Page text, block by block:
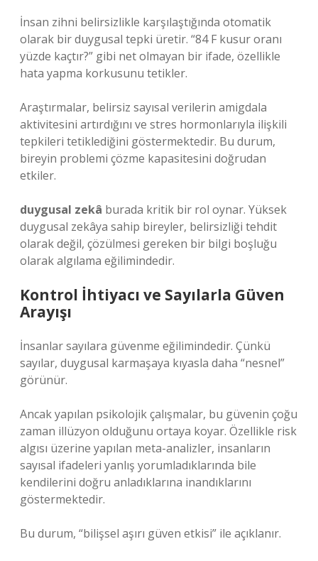
İnsan zihni belirsizlikle karşılaştığında otomatik
olarak bir duygusal tepki üretir. “84 F kusur oranı
yüzde kaçtır?” gibi net olmayan bir ifade, özellikle
hata yapma korkusunu tetikler.
Araştırmalar, belirsiz sayısal verilerin amigdala
aktivitesini artırdığını ve stres hormonlarıyla ilişkili
tepkileri tetiklediğini göstermektedir. Bu durum,
bireyin problemi çözme kapasitesini doğrudan
etkiler.
duygusal zekâ burada kritik bir rol oynar. Yüksek
duygusal zekâya sahip bireyler, belirsizliği tehdit
olarak değil, çözülmesi gereken bir bilgi boşluğu
olarak algılama eğilimindedir.
Kontrol İhtiyacı ve Sayılarla Güven
Arayışı
İnsanlar sayılara güvenme eğilimindedir. Çünkü
sayılar, duygusal karmaşaya kıyasla daha “nesnel”
görünür.
Ancak yapılan psikolojik çalışmalar, bu güvenin çoğu
zaman illüzyon olduğunu ortaya koyar. Özellikle risk
algısı üzerine yapılan meta-analizler, insanların
sayısal ifadeleri yanlış yorumladıklarında bile
kendilerini doğru anladıklarına inandıklarını
göstermektedir.
Bu durum, “bilişsel aşırı güven etkisi” ile açıklanır.